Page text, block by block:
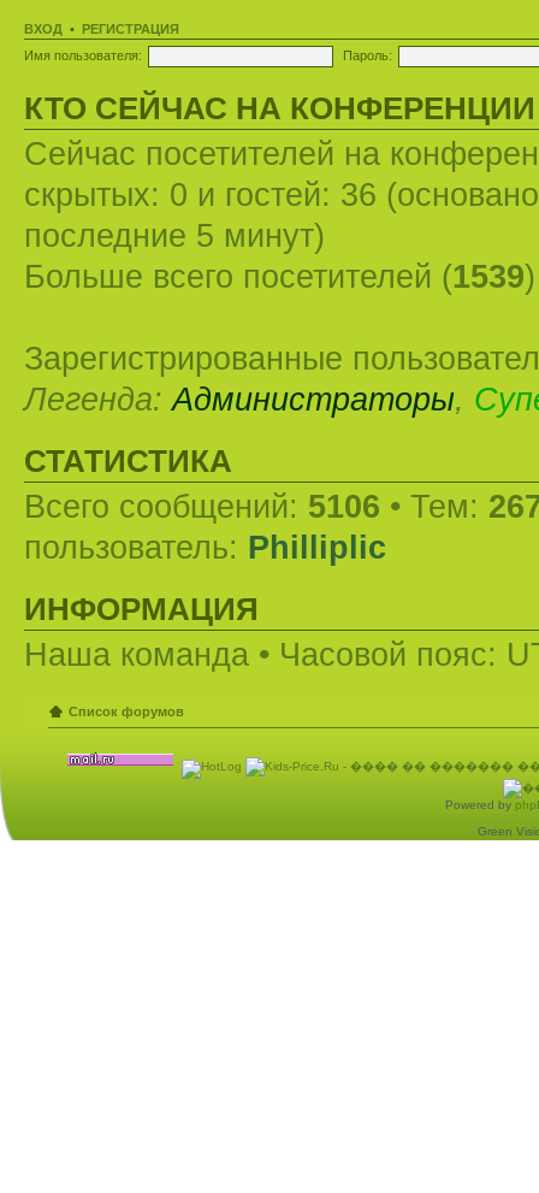
ВХОД • РЕГИСТРАЦИЯ
Имя пользователя:
Пароль:
КТО СЕЙЧАС НА КОНФЕРЕНЦИИ
Сейчас посетителей на
скрытых: 0 и гостей: 36
последние 5 минут)
Больше всего посетителей (1539
Зарегистрированные
Легенда:Администраторы,
СТАТИСТИКА
Всего сообщений: 5106 • Тем:
пользователь: Philliplic
ИНФОРМАЦИЯ
Наша команда • Часовой пояс:
Список форумов
Powered by
Green